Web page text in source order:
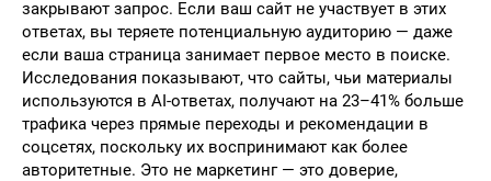
закрывают запрос. Если ваш сайт не участвует в этих
ответах, вы теряете потенциальную аудиторию — даже
если ваша страница занимает первое место в поиске.
Исследования показывают, что сайты, чьи материалы
используются в AI-ответах, получают на 23–41% больше
трафика через прямые переходы и рекомендации в
соцсетях, поскольку их воспринимают как более
авторитетные. Это не маркетинг — это доверие,